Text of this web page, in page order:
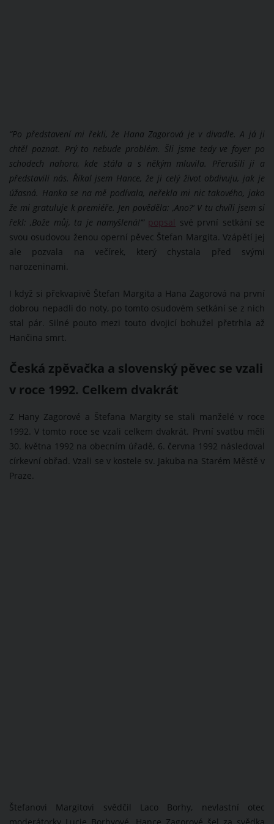
“Po představení mi řekli, že Hana Zagorová je v divadle. A já ji
chtěl poznat. Prý to nebude problém. Šli jsme tedy ve foyer po
schodech nahoru, kde stála a s někým mluvila. Přerušili ji a
představili nás. Říkal jsem Hance, že ji celý život obdivuju, jak je
úžasná. Hanka se na mě podívala, neřekla mi nic takového, jako
že mi gratuluje k premiéře. Jen pověděla: ‚Ano?‘ V tu chvíli jsem si
řekl: ‚Bože můj, ta je namyšlená!‘“ popsal
své první setkání se
svou osudovou ženou operní pěvec Štefan Margita. Vzápětí jej
ale pozvala na večírek, který chystala před svými
narozeninami.
I když si překvapivě Štefan Margita a Hana Zagorová na první
dobrou nepadli do noty, po tomto osudovém setkání se z nich
stal pár. Silné pouto mezi touto dvojicí bohužel přetrhla až
Hančina smrt.
Česká zpěvačka a slovenský pěvec se vzali
v roce 1992. Celkem dvakrát
Z Hany Zagorové a Štefana Margity se stali manželé v roce
1992. V tomto roce se vzali celkem dvakrát. První svatbu měli
30. května 1992 na obecním úřadě, 6. června 1992 následoval
církevní obřad. Vzali se v kostele sv. Jakuba na Starém Městě v
Praze.
Štefanovi Margitovi svědčil Laco Borhy, nevlastní otec